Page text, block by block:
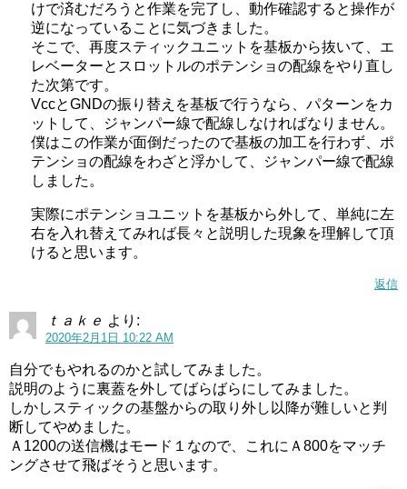
けで済むだろうと作業を完了し、動作確認すると操作が
逆になっていることに気づきました。
そこで、再度スティックユニットを基板から抜いて、エ
レベーターとスロットルのポテンショの配線をやり直し
た次第です。
VccとGNDの振り替えを基板で行うなら、パターンをカ
ットして、ジャンパー線で配線しなければなりません。
僕はこの作業が面倒だったので基板の加工を行わず、ポ
テンショの配線をわざと浮かして、ジャンパー線で配線
しました。
実際にポテンショユニットを基板から外して、単純に左
右を入れ替えてみれば長々と説明した現象を理解して頂
けると思います。
返信
ｔａｋｅ より:
2020年2月1日 10:22 AM
自分でもやれるのかと試してみました。
説明のように裏蓋を外してばらばらにしてみました。
しかしスティックの基盤からの取り外し以降が難しいと判
断してやめました。
Ａ1200の送信機はモード１なので、これにＡ800をマッチ
ングさせて飛ばそうと思います。